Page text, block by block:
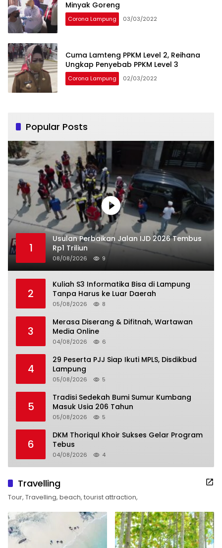
Minyak Goreng
Corona Lampung 03/03/2022
Cuma Lamteng PPKM Level 2, Reihana
Ungkap Penyebab PPKM Level 3
Corona Lampung 02/03/2022
Popular Posts
1
Usulan Perbaikan Jalan IJD 2026 Tembus
Rp1 Triliun
08/08/2026 9
2
Kuliah S3 Informatika Bisa di Lampung
Tanpa Harus ke Luar Daerah
05/08/2026 8
3
Merasa Diserang & Difitnah, Wartawan
Media Online
04/08/2026 6
4
29 Peserta PJJ Siap Ikuti MPLS, Disdikbud
Lampung
05/08/2026 5
5
Tradisi Sedekah Bumi Sumur Kumbang
Masuk Usia 206 Tahun
05/08/2026 5
6
DKM Thoriqul Khoir Sukses Gelar Program
Tebus
04/08/2026 4
Travelling
Tour, Travelling, beach, tourist attraction,